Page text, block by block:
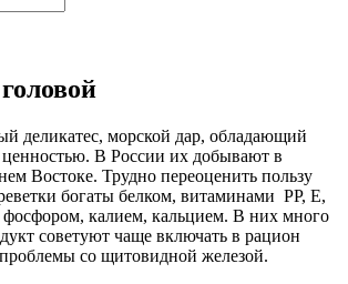
деликатес, морской дар, обладающий
В России их добывают в
Востоке. Трудно переоценить пользу
богаты белком, витаминами РР, Е,
калием, кальцием. В них много
советуют чаще включать в рацион
со щитовидной железой.